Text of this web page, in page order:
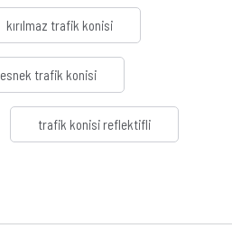
kırılmaz trafik konisi
esnek trafik konisi
trafik konisi reflektifli